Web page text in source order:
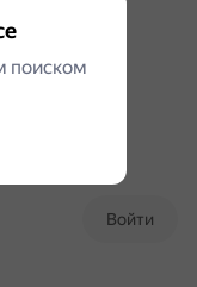
Войти
поиском